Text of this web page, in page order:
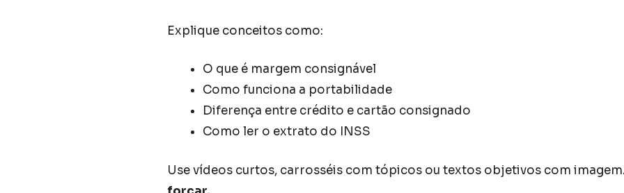
Explique conceitos como:
O que é margem consignável
Como funciona a portabilidade
Diferença entre crédito e cartão consignado
Como ler o extrato do INSS
Use vídeos curtos, carrosséis com tópicos ou textos objetivos com